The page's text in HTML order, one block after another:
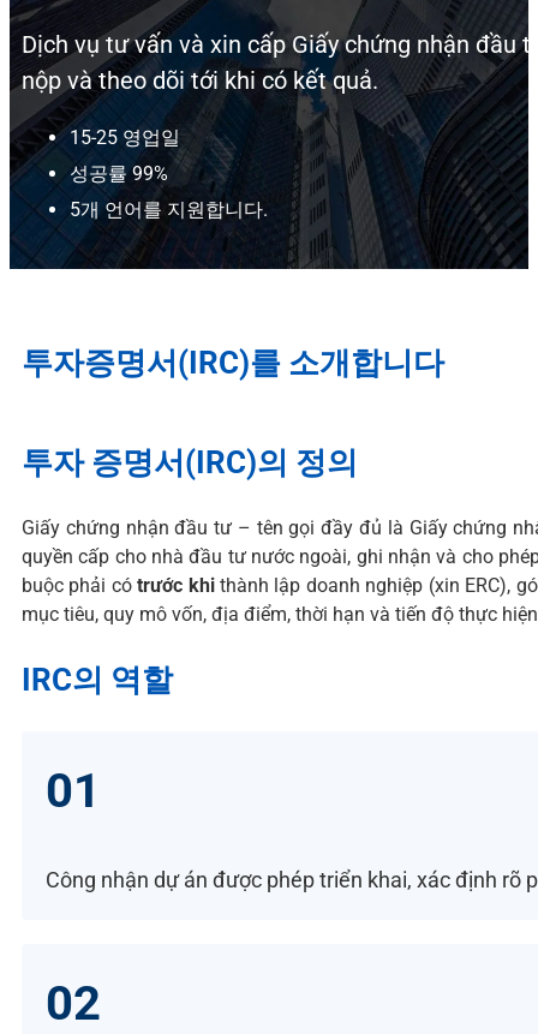
Dịch vụ tư vấn và xin cấp Giấy chứng nhận đầu
nộp và theo dõi tới khi có kết quả.
15-25 영업일
성공률 99%
5개 언어를 지원합니다.
투자증명서(IRC)를 소개합니다
투자 증명서(IRC)의 정의
Giấy chứng nhận đầu tư – têngọi đầy đủ là Giấy chứng
quyền cấp cho nhà đầu tư nước ngoài, ghi nhận và cho
buộc phải cótrước khithành lập doanh nghiệp (xin ERC),
mục tiêu, quy mô vốn, địa điểm, thời hạn và tiến độ thực
IRC의 역할
01
Công nhận dự án được phép triển khai, xác định rõ
02